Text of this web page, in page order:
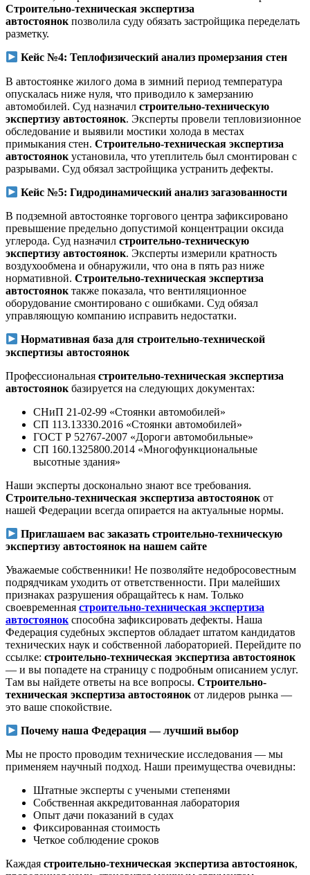
Строительно-техническая экспертиза
автостоянок позволила суду обязать застройщика переделать
разметку.
Кейс №4: Теплофизический анализ промерзания стен
В автостоянке жилого дома в зимний период температура
опускалась ниже нуля, что приводило к замерзанию
автомобилей. Суд назначил строительно-техническую
экспертизу автостоянок. Эксперты провели тепловизионное
обследование и выявили мостики холода в местах
примыкания стен. Строительно-техническая экспертиза
автостоянок установила, что утеплитель был смонтирован с
разрывами. Суд обязал застройщика устранить дефекты.
Кейс №5: Гидродинамический анализ загазованности
В подземной автостоянке торгового центра зафиксировано
превышение предельно допустимой концентрации оксида
углерода. Суд назначил строительно-техническую
экспертизу автостоянок. Эксперты измерили кратность
воздухообмена и обнаружили, что она в пять раз ниже
нормативной. Строительно-техническая экспертиза
автостоянок также показала, что вентиляционное
оборудование смонтировано с ошибками. Суд обязал
управляющую компанию исправить недостатки.
Нормативная база для строительно-технической
экспертизы автостоянок
Профессиональная строительно-техническая экспертиза
автостоянок базируется на следующих документах:
СНиП 21-02-99 «Стоянки автомобилей»
СП 113.13330.2016 «Стоянки автомобилей»
ГОСТ Р 52767-2007 «Дороги автомобильные»
СП 160.1325800.2014 «Многофункциональные
высотные здания»
Наши эксперты досконально знают все требования.
Строительно-техническая экспертиза автостоянок от
нашей Федерации всегда опирается на актуальные нормы.
Приглашаем вас заказать строительно-техническую
экспертизу автостоянок на нашем сайте
Уважаемые собственники! Не позволяйте недобросовестным
подрядчикам уходить от ответственности. При малейших
признаках разрушения обращайтесь к нам. Только
своевременная строительно-техническая экспертиза
автостоянок способна зафиксировать дефекты. Наша
Федерация судебных экспертов обладает штатом кандидатов
технических наук и собственной лабораторией. Перейдите по
ссылке: строительно-техническая экспертиза автостоянок
— и вы попадете на страницу с подробным описанием услуг.
Там вы найдете ответы на все вопросы. Строительно-
техническая экспертиза автостоянок от лидеров рынка —
это ваше спокойствие.
Почему наша Федерация — лучший выбор
Мы не просто проводим технические исследования — мы
применяем научный подход. Наши преимущества очевидны:
Штатные эксперты с учеными степенями
Собственная аккредитованная лаборатория
Опыт дачи показаний в судах
Фиксированная стоимость
Четкое соблюдение сроков
Каждая строительно-техническая экспертиза автостоянок,